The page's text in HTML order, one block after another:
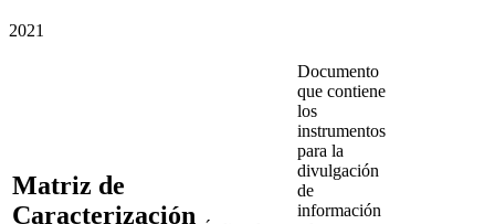
2021
Matriz de
Caracterización
Documento
que contiene
los
instrumentos
para la
divulgación
de
información